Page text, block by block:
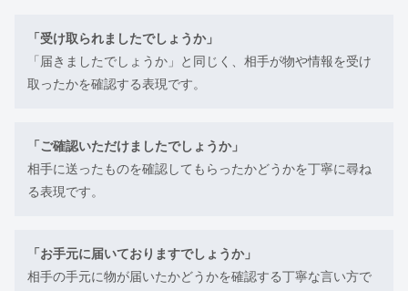
「受け取られましたでしょうか」
「届きましたでしょうか」と同じく、相手が物や情報を受け
取ったかを確認する表現です。
「ご確認いただけましたでしょうか」
相手に送ったものを確認してもらったかどうかを丁寧に尋ね
る表現です。
「お手元に届いておりますでしょうか」
相手の手元に物が届いたかどうかを確認する丁寧な言い方で